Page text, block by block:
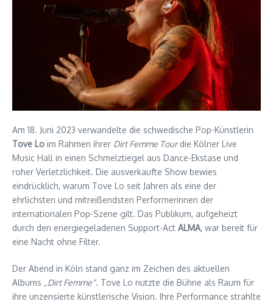
Am 18. Juni 2023 verwandelte die schwedische Pop-Künstlerin
Tove Lo im Rahmen ihrer Dirt Femme Tourdie Kölner Live
Music Hall in einen Schmelztiegel aus Dance-Ekstase und
roher Verletzlichkeit. Die ausverkaufte Show bewies
eindrücklich, warum Tove Lo seit Jahren als eine der
ehrlichsten und mitreißendsten Performerinnen der
internationalen Pop-Szene gilt. Das Publikum, aufgeheizt
durch den energiegeladenen Support-Act ALMA, war bereit für
eine Nacht ohne Filter.
Der Abend in Köln stand ganz im Zeichen des aktuellen
Albums „Dirt Femme“. Tove Lo nutzte die Bühne als Raum für
ihre unzensierte künstlerische Vision. Ihre Performance strahlte